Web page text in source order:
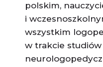
polskim,
i
wszystkim
w trakcie studiów